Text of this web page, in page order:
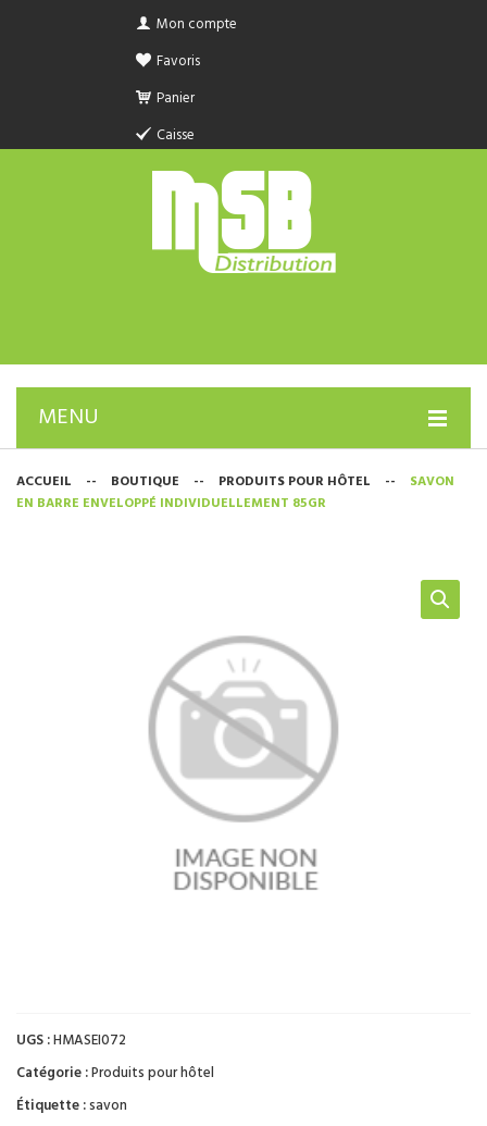
Mon compte
Favoris
Panier
Caisse
MENU
PRODUIT SANITAIRE.COM
ACCUEIL -- BOUTIQUE -- PRODUITS POUR HÔTEL --
SAVON
EN BARRE ENVELOPPÉ INDIVIDUELLEMENT 85GR
UGS :HMASEI072
Catégorie :Produits pour hôtel
Étiquette :savon